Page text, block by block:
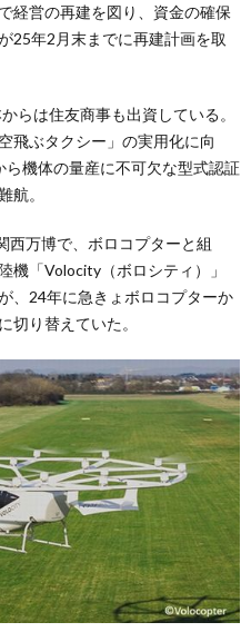
経営の再建を図り、資金の確保
25年2月末までに再建計画を取
らは住友商事も出資している。
飛ぶタクシー」の実用化に向
機体の量産に不可欠な型式認証
航。
西万博で、ボロコプターと組
機「Volocity（ボロシティ）」
、24年に急きょボロコプターか
切り替えていた。